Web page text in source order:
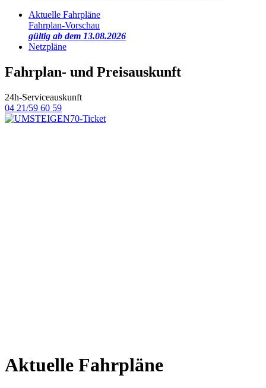
Aktuelle Fahrpläne
Fahrplan-Vorschau
gültig ab dem 13.08.2026
Netzpläne
Fahrplan- und Preisauskunft
24h-Serviceauskunft
04 21/59 60 59
Aktuelle Fahrpläne